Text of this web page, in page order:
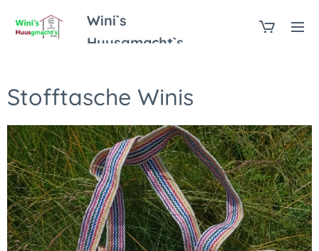
Wini`s
Huusgmacht`s
Stofftasche Winis